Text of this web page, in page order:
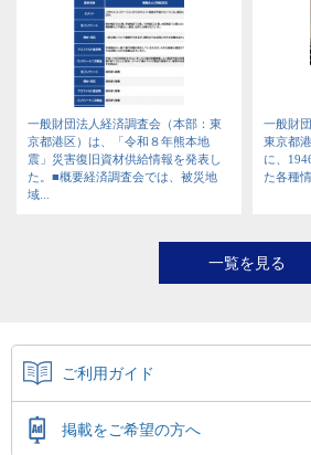
一般財団法人経済調査会（本部：東
京都港区）は、「令和８年熊本地
震」災害復旧資材供給情報を発表し
た。■概要経済調査会では、被災地
域...
一般財
東京都
に、
た各種
一覧を見る
ご利用ガイド
掲載をご希望の方へ